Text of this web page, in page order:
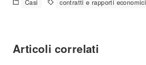
Casi contratti e rapporti economici
Articoli correlati